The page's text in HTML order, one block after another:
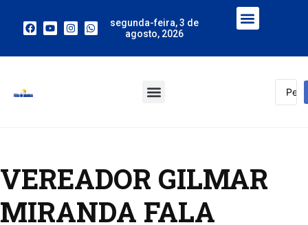
segunda-feira, 3 de
agosto, 2026
VEREADOR GILMAR
MIRANDA FALA